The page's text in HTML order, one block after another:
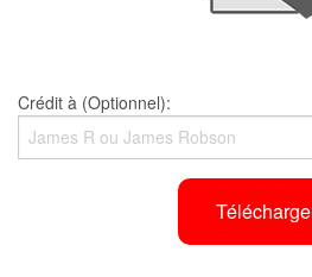
Crédit à (Optionnel):